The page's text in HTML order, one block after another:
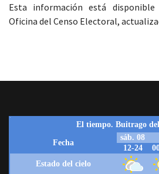
Esta información está disponible
Oficina del Censo Electoral,